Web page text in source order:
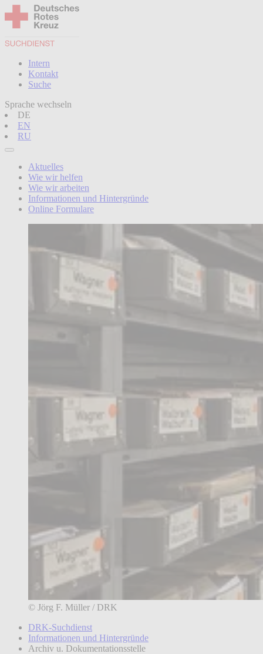
Intern
Kontakt
Suche
Sprache wechseln
DE
EN
RU
Aktuelles
Wie wir helfen
Wie wir arbeiten
Informationen und Hintergründe
Online Formulare
© Jörg F. Müller / DRK
DRK-Suchdienst
Informationen und Hintergründe
Archiv u. Dokumentationsstelle